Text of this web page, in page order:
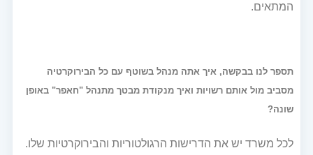
המתאים.
תספר לנו בבקשה, איך אתה מנהל בשוטף עם כל הבירוקרטיה
מסביב מול אותם רשויות ואיך מנקודת מבטך מתנהל "חאפר" באופן
שונה?
לכל משרד יש את הדרישות הרגולטוריות והבירוקרטיות שלו.